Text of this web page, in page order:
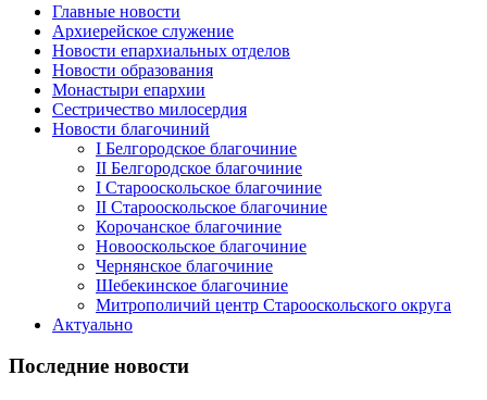
Главные новости
Архиерейское служение
Новости епархиальных отделов
Новости образования
Монастыри епархии
Сестричество милосердия
Новости благочиний
I Белгородское благочиние
II Белгородское благочиние
I Старооскольское благочиние
II Старооскольское благочиние
Корочанское благочиние
Новооскольское благочиние
Чернянское благочиние
Шебекинское благочиние
Митрополичий центр Старооскольского округа
Актуально
Последние новости